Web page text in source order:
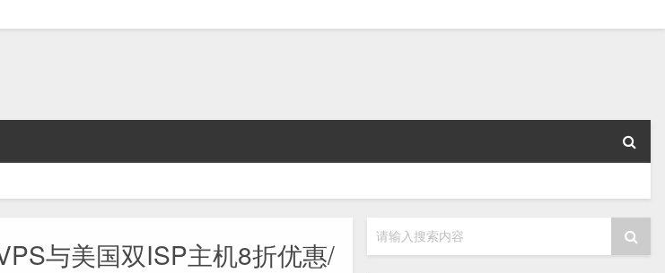
与美国双ISP主机8折优惠/
请输入搜索内容